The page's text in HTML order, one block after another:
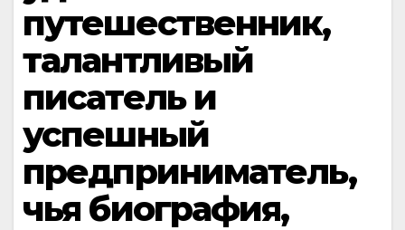
путешественник,
талантливый
писатель и
успешный
предприниматель,
чья биография,